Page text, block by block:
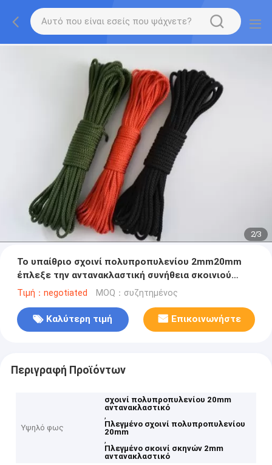
2/3
Το υπαίθριο σχοινί πολυπροπυλενίου 2mm20mm
έπλεξε την αντανακλαστική συνήθεια σκοινιού
σκηνών
Τιμή：negotiated MOQ：συζητημένος
Καλύτερη τιμή Επικοινωνήστε
Περιγραφή Προϊόντων
Υψηλό φως
σχοινί πολυπροπυλενίου 20mm
αντανακλαστικό
,
Πλεγμένο σχοινί πολυπροπυλενίου
20mm
,
Πλεγμένο σκοινί σκηνών 2mm
αντανακλαστικό